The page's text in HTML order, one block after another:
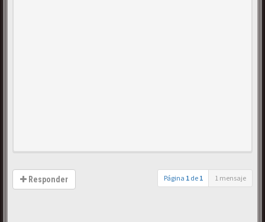
Responder Página 1 de 1 1 mensaje